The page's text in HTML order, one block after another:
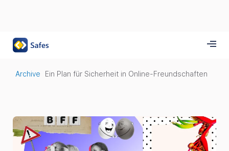
Archive Ein Plan für Sicherheit in Online-Freundschaften